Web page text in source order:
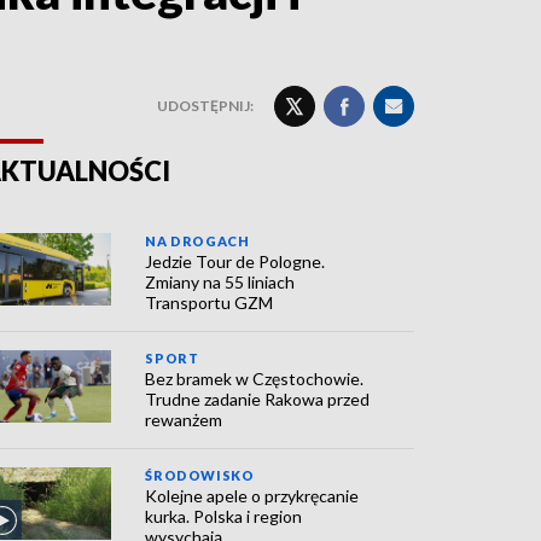
UDOSTĘPNIJ:
NA DROGACH
Jedzie Tour de Pologne.
Zmiany na 55 liniach
Transportu GZM
SPORT
Bez bramek w Częstochowie.
Trudne zadanie Rakowa przed
rewanżem
ŚRODOWISKO
Kolejne apele o przykręcanie
kurka. Polska i region
wysychają